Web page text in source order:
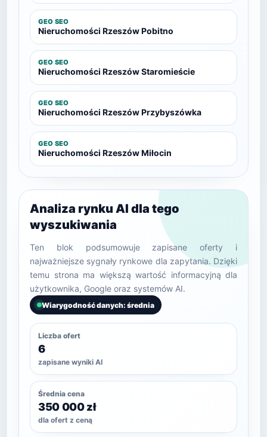
GEO SEO
Nieruchomości Rzeszów Pobitno
GEO SEO
Nieruchomości Rzeszów Staromieście
GEO SEO
Nieruchomości Rzeszów Przybyszówka
GEO SEO
Nieruchomości Rzeszów Miłocin
Analiza rynku AI dla tego
wyszukiwania
Ten blok podsumowuje zapisane oferty i
najważniejsze sygnały rynkowe dla zapytania. Dzięki
temu strona ma większą wartość informacyjną dla
użytkownika, Google oraz systemów AI.
Wiarygodność danych: średnia
Liczba ofert
6
zapisane wyniki AI
Średnia cena
350 000 zł
dla ofert z ceną